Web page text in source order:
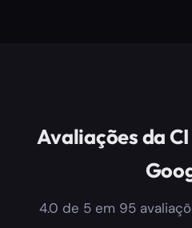
Avaliações da
4.0 de 5 em 95